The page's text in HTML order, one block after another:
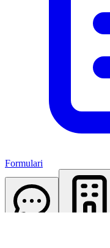
Formulari